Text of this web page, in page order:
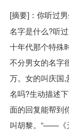
[摘要]：你听过
名字是什么?听
十年代那个特殊
不分男女的名字
万。女的叫庆国,
名吗?生动描述
面的回复能帮到
叫胡黎。”——《